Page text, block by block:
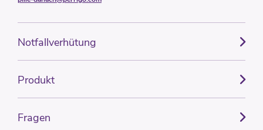
Notfallverhütung
Produkt
Fragen